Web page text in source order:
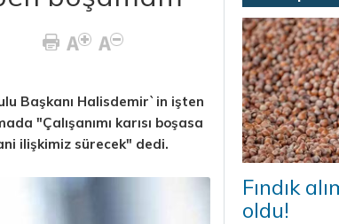
Başkanı Halisdemir`in işten
"Çalışanımı karısı boşasa
ilişkimiz sürecek" dedi.
Fındık
oldu!